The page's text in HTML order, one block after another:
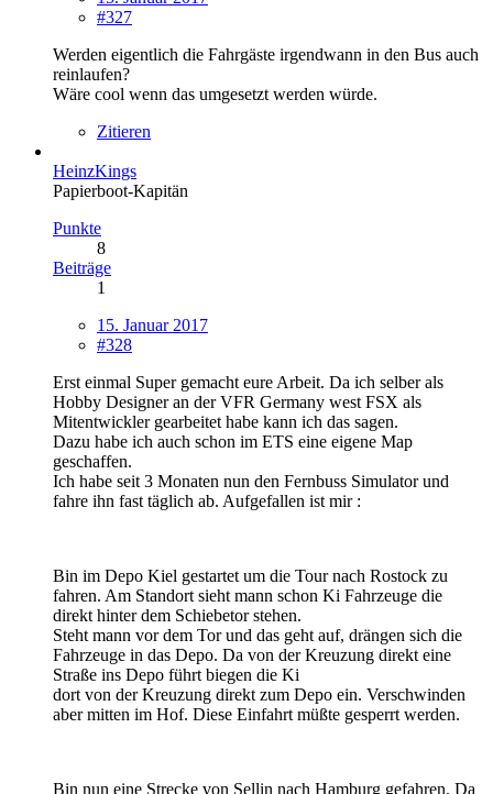
#327
Werden eigentlich die Fahrgäste irgendwann in den Bus auch
reinlaufen?
Wäre cool wenn das umgesetzt werden würde.
Zitieren
HeinzKings
Papierboot-Kapitän
Punkte
8
Beiträge
1
15. Januar 2017
#328
Erst einmal Super gemacht eure Arbeit. Da ich selber als
Hobby Designer an der VFR Germany west FSX als
Mitentwickler gearbeitet habe kann ich das sagen.
Dazu habe ich auch schon im ETS eine eigene Map
geschaffen.
Ich habe seit 3 Monaten nun den Fernbuss Simulator und
fahre ihn fast täglich ab. Aufgefallen ist mir :
Bin im Depo Kiel gestartet um die Tour nach Rostock zu
fahren. Am Standort sieht mann schon Ki Fahrzeuge die
direkt hinter dem Schiebetor stehen.
Steht mann vor dem Tor und das geht auf, drängen sich die
Fahrzeuge in das Depo. Da von der Kreuzung direkt eine
Straße ins Depo führt biegen die Ki
dort von der Kreuzung direkt zum Depo ein. Verschwinden
aber mitten im Hof. Diese Einfahrt müßte gesperrt werden.
Bin nun eine Strecke von Sellin nach Hamburg gefahren. Da